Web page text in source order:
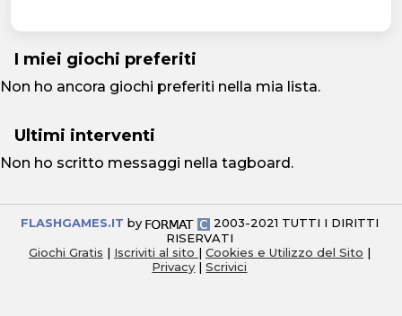
I miei giochi preferiti
Non ho ancora giochi preferiti nella mia lista.
Ultimi interventi
Non ho scritto messaggi nella tagboard.
FLASHGAMES.IT by
2003-2021 TUTTI I DIRITTI
RISERVATI
Giochi Gratis | Iscriviti al sito | Cookies e Utilizzo del Sito |
Privacy |Scrivici